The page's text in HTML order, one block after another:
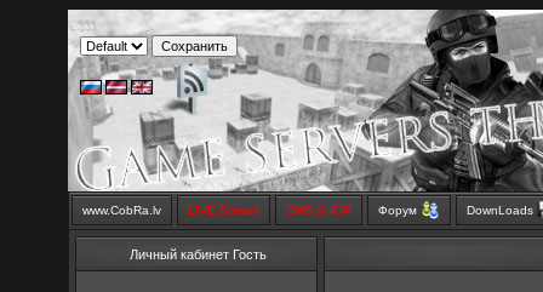
www.CobRa.lv LIVE Stream SMS SHOP Форум DownLoads
Личный кабинет Гость